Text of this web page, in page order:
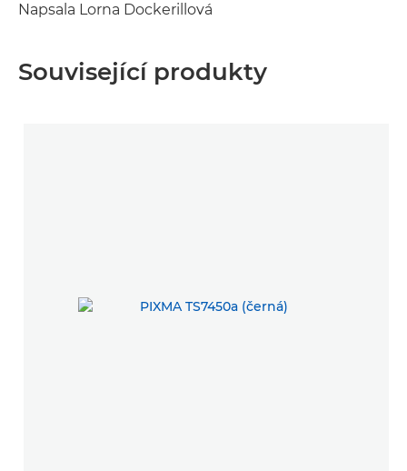
Napsala Lorna Dockerillová
Související produkty